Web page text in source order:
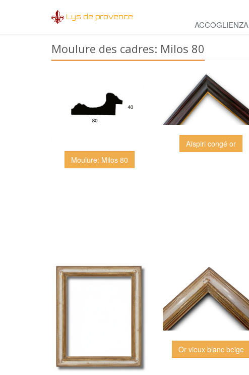
Lys de provence
ACCOGLIENZA
Moulure des cadres: Milos 80
Moulure: Milos 80
Aïspiri congé or
Or vieux blanc beige